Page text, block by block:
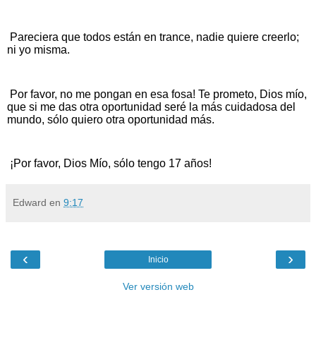
Pareciera que todos están en trance, nadie quiere creerlo;
ni yo misma.
Por favor, no me pongan en esa fosa! Te prometo, Dios mío,
que si me das otra oportunidad seré la más cuidadosa del
mundo, sólo quiero otra oportunidad más.
¡Por favor, Dios Mío, sólo tengo 17 años!
Edward en 9:17
‹ ›
Inicio
Ver versión web